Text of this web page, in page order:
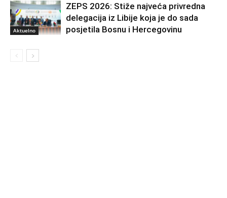
Aktuelno
ZEPS 2026: Stiže najveća privredna
delegacija iz Libije koja je do sada
posjetila Bosnu i Hercegovinu